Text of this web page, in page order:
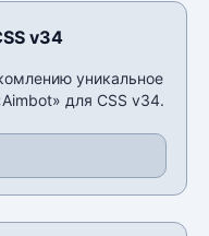
v34
уникальное
для CSS v34.